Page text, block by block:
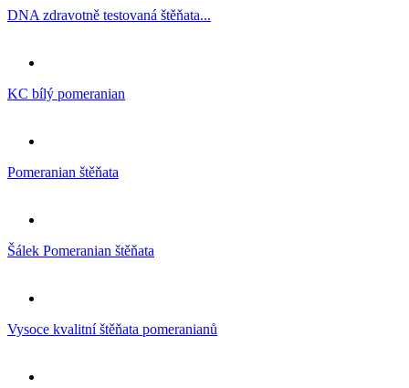
DNA zdravotně testovaná štěňata...
KC bílý pomeranian
Pomeranian štěňata
Šálek Pomeranian štěňata
Vysoce kvalitní štěňata pomeranianů